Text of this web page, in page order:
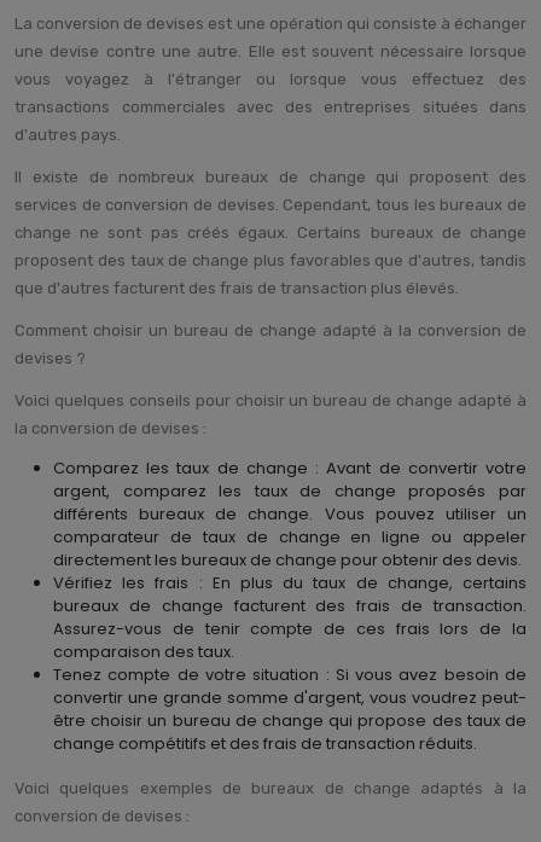
La conversion de devises est une opération qui consiste à échanger
une devise contre une autre. Elle est souvent nécessaire lorsque
vous voyagez à l'étranger ou lorsque vous effectuez des
transactions commerciales avec des entreprises situées dans
d'autres pays.
Il existe de nombreux bureaux de change qui proposent des
services de conversion de devises. Cependant, tous les bureaux de
change ne sont pas créés égaux. Certains bureaux de change
proposent des taux de change plus favorables que d'autres, tandis
que d'autres facturent des frais de transaction plus élevés.
Comment choisir un bureau de change adapté à la conversion de
devises ?
Voici quelques conseils pour choisir un bureau de change adapté à
la conversion de devises :
Comparez les taux de change : Avant de convertir votre
argent, comparez les taux de change proposés par
différents bureaux de change. Vous pouvez utiliser un
comparateur de taux de change en ligne ou appeler
directement les bureaux de change pour obtenir des devis.
Vérifiez les frais : En plus du taux de change, certains
bureaux de change facturent des frais de transaction.
Assurez-vous de tenir compte de ces frais lors de la
comparaison des taux.
Tenez compte de votre situation : Si vous avez besoin de
convertir une grande somme d'argent, vous voudrez peut-
être choisir un bureau de change qui propose des taux de
change compétitifs et des frais de transaction réduits.
Voici quelques exemples de bureaux de change adaptés à la
conversion de devises :